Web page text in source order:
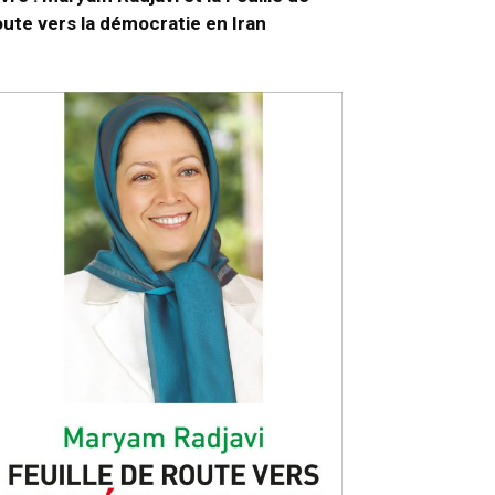
vers la démocratie en Iran